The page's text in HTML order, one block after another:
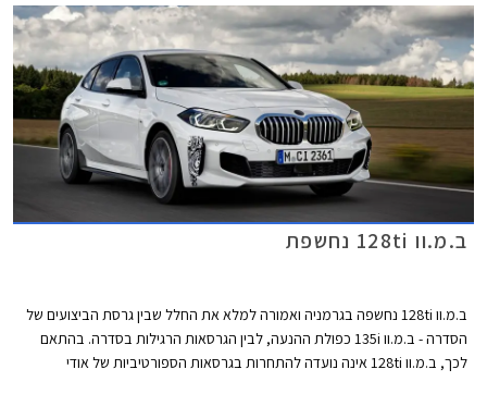
המותג, הזכורה מביניהן היא ב.מ.וו 2002ti אשר מיצבה את מעמדה של ב.מ.וו
כיצרנית מכוניות ספורט משובחות.
ב.מ.וו 128ti נחשפת
ב.מ.וו 128ti נחשפה בגרמניה ואמורה למלא את החלל שבין גרסת הביצועים של
הסדרה - ב.מ.וו 135i כפולת ההנעה, לבין הגרסאות הרגילות בסדרה. בהתאם
לכך, ב.מ.וו 128ti אינה נועדה להתחרות בגרסאות הספורטיביות של אודי